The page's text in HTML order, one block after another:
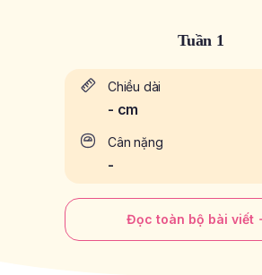
Tuần 1
Chiều dài
- cm
Cân nặng
-
Đọc toàn bộ bài viết